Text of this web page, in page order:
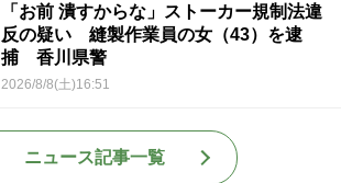
「お前 潰すからな」ストーカー規制法違
反の疑い 縫製作業員の女（43）を逮
捕 香川県警
2026/8/8(土)16:51
ニュース記事一覧